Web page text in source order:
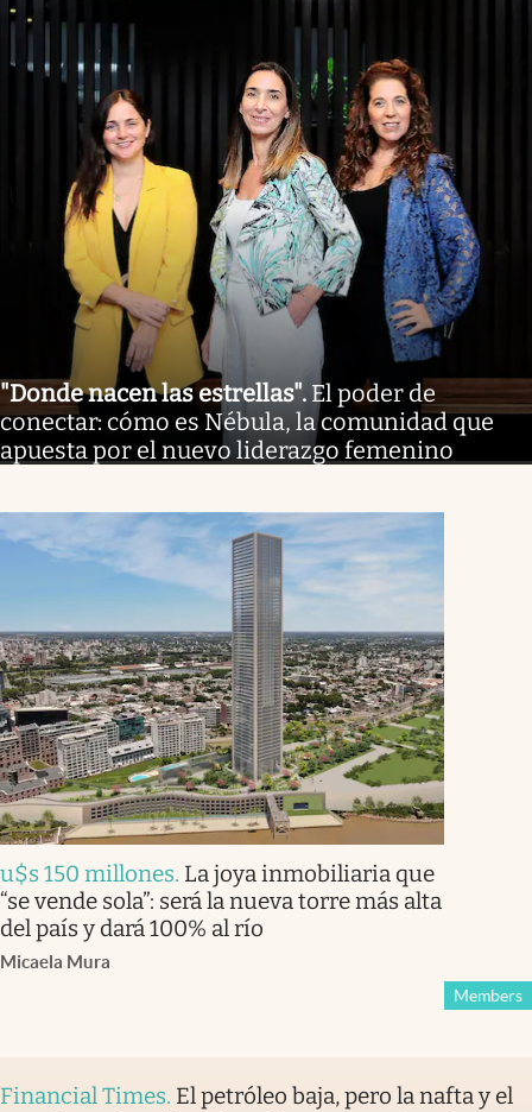
"Donde nacen las estrellas". El poder de
conectar: cómo es Nébula, la comunidad que
apuesta por el nuevo liderazgo femenino
u$s 150 millones. La joya inmobiliaria que
“se vende sola”: será la nueva torre más alta
del país y dará 100% al río
Micaela Mura
Members
Financial Times. El petróleo baja, pero la nafta y el